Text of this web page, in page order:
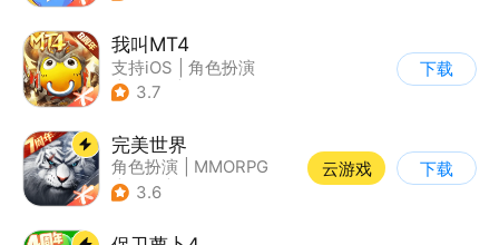
我叫MT4
支持iOS
角色扮演
| ARPG
3.7
下载
完美世界
角色扮演
MMORPG
| 奇幻
3.6
云游戏 下载